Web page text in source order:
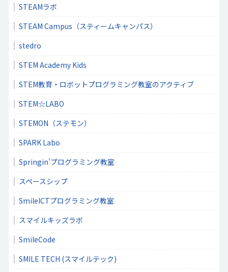
STEAMラボ
STEAM Campus（スティームキャンパス）
stedro
STEM Academy Kids
STEM教育・ロボットプログラミング教室のアクティブ
STEM☆LABO
STEMON（ステモン）
SPARK Labo
Springin'プログラミング教室
スペースシップ
SmileICTプログラミング教室
スマイルキッズラボ
SmileCode
SMILE TECH (スマイルテック)